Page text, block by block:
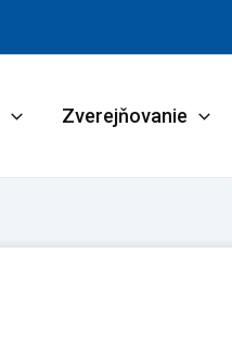
Zverejňovanie